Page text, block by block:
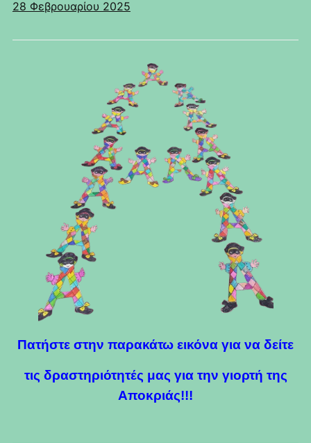
28 Φεβρουαρίου 2025
Πατήστε στην παρακάτω εικόνα για να δείτε
τις δραστηριότητές μας για την γιορτή της
Αποκριάς!!!